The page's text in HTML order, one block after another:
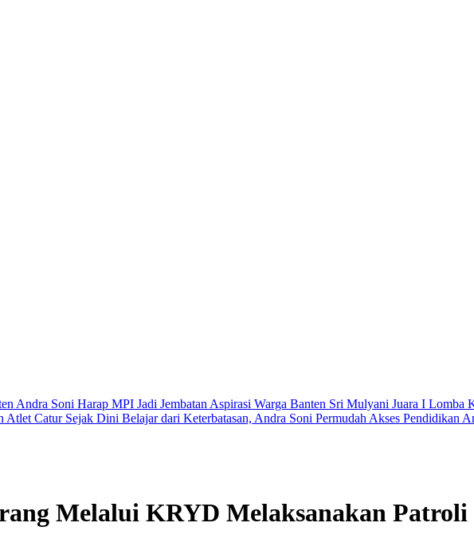
Andra Soni Harap MPI Jadi Jembatan Aspirasi Warga Banten Sri Mulyani Juara I Lomba
Atlet Catur Sejak Dini Belajar dari Keterbatasan, Andra Soni Permudah Akses Pendidikan
Melalui KRYD Melaksanakan